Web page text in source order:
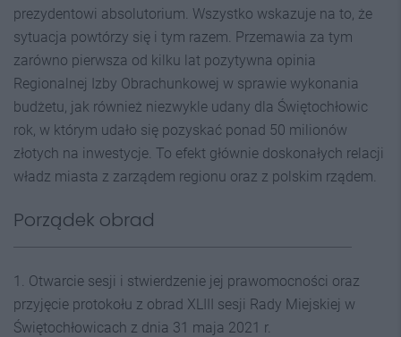
prezydentowi absolutorium. Wszystko wskazuje na to, że
sytuacja powtórzy się i tym razem. Przemawia za tym
zarówno pierwsza od kilku lat pozytywna opinia
Regionalnej Izby Obrachunkowej w sprawie wykonania
budżetu, jak również niezwykle udany dla Świętochłowic
rok, w którym udało się pozyskać ponad 50 milionów
złotych na inwestycje. To efekt głównie doskonałych relacji
władz miasta z zarządem regionu oraz z polskim rządem.
Porządek obrad
1. Otwarcie sesji i stwierdzenie jej prawomocności oraz
przyjęcie protokołu z obrad XLIII sesji Rady Miejskiej w
Świętochłowicach z dnia 31 maja 2021 r.